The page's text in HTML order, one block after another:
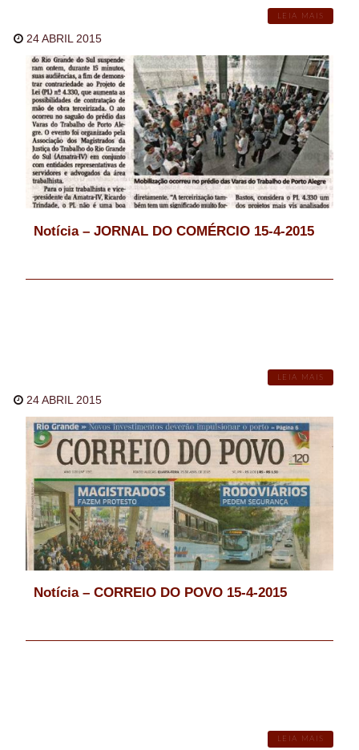
LEIA MAIS
24 ABRIL 2015
Notícia – JORNAL DO COMÉRCIO 15-4-2015
LEIA MAIS
24 ABRIL 2015
Notícia – CORREIO DO POVO 15-4-2015
LEIA MAIS